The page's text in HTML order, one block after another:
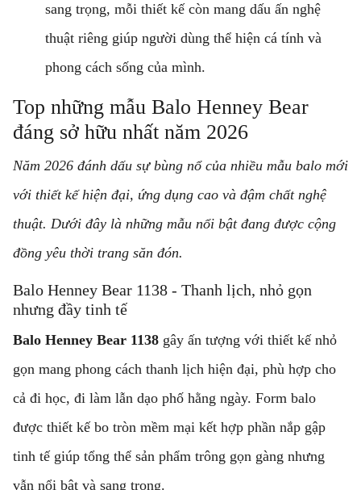
sang trọng, mỗi thiết kế còn mang dấu ấn nghệ
thuật riêng giúp người dùng thể hiện cá tính và
phong cách sống của mình.
Top những mẫu Balo Henney Bear
đáng sở hữu nhất năm 2026
Năm 2026 đánh dấu sự bùng nổ của nhiều mẫu balo mới
với thiết kế hiện đại, ứng dụng cao và đậm chất nghệ
thuật. Dưới đây là những mẫu nổi bật đang được cộng
đồng yêu thời trang săn đón.
Balo Henney Bear 1138 - Thanh lịch, nhỏ gọn
nhưng đầy tinh tế
Balo Henney Bear 1138 gây ấn tượng với thiết kế nhỏ
gọn mang phong cách thanh lịch hiện đại, phù hợp cho
cả đi học, đi làm lẫn dạo phố hằng ngày. Form balo
được thiết kế bo tròn mềm mại kết hợp phần nắp gập
tinh tế giúp tổng thể sản phẩm trông gọn gàng nhưng
vẫn nổi bật và sang trọng.